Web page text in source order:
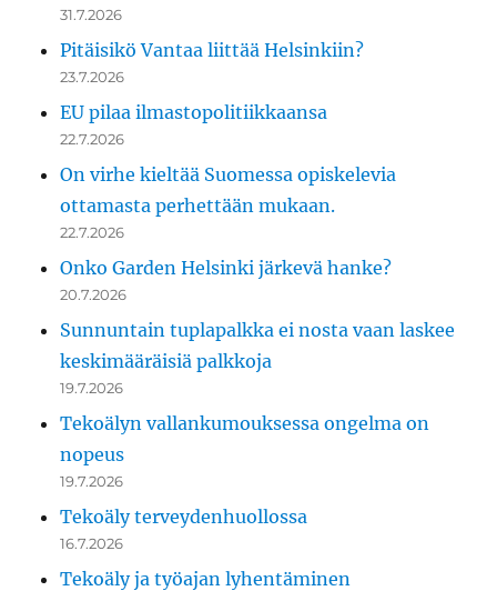
31.7.2026
Pitäisikö Vantaa liittää Helsinkiin?
23.7.2026
EU pilaa ilmastopolitiikkaansa
22.7.2026
On virhe kieltää Suomessa opiskelevia
ottamasta perhettään mukaan.
22.7.2026
Onko Garden Helsinki järkevä hanke?
20.7.2026
Sunnuntain tuplapalkka ei nosta vaan laskee
keskimääräisiä palkkoja
19.7.2026
Tekoälyn vallankumouksessa ongelma on
nopeus
19.7.2026
Tekoäly terveydenhuollossa
16.7.2026
Tekoäly ja työajan lyhentäminen